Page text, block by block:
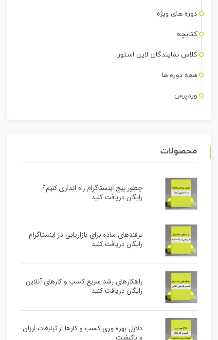
دوره های ویژه
کتابچه
کلاس نمایندگان لاین استور
همه دوره ها
وردپرس
محصولات
چطور پیج اینستاگرام راه اندازی کنیم؟
رایگان دریافت کنید
ترفندهای ساده برای بازاریابی در اینستاگرام
رایگان دریافت کنید
راهکارهای رشد سریع کسب و کارهای آنلاین
رایگان دریافت کنید
دلایل بهره وری کسب و کارها از تبلیغات ارزان
و باکیفیت